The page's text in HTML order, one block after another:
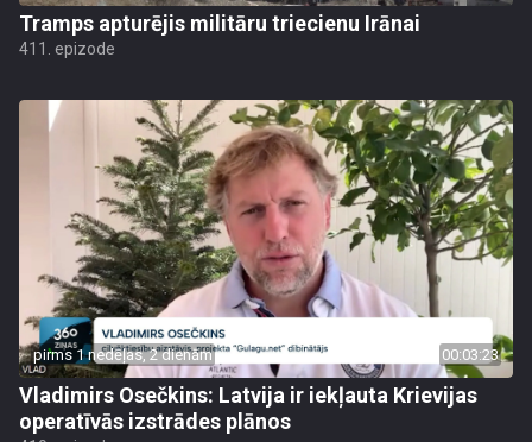
Tramps apturējis militāru triecienu Irānai
411. epizode
pirms 1 nedēļas, 2 dienām 00:03:23
Vladimirs Osečkins: Latvija ir iekļauta Krievijas
operatīvās izstrādes plānos